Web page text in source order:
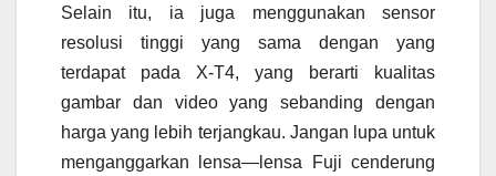
Selain itu, ia juga menggunakan sensor
resolusi tinggi yang sama dengan yang
terdapat pada X-T4, yang berarti kualitas
gambar dan video yang sebanding dengan
harga yang lebih terjangkau. Jangan lupa untuk
menganggarkan lensa—lensa Fuji cenderung